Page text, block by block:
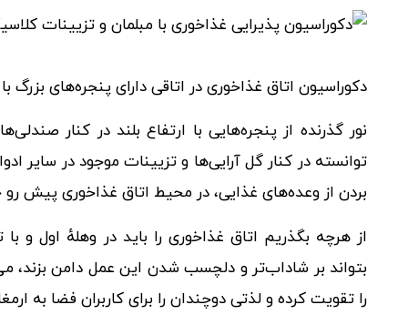
دکوراسیون اتاق غذاخوری در اتاقی دارای پنجره‌های بزرگ
نور گذرنده از پنجره‌هایی با ارتفاع بلند در کنار
توانسته در کنار گل آرایی‌ها و تزیینات موجود در
بردن از وعده‌های غذایی، در محیط اتاق غذاخوری پیش رو
از هرچه بگذریم اتاق غذاخوری را باید در وهلهٔ اول و با
بتواند بر شاداب‌تر و دلچسب شدن این عمل دامن بزند،
را تقویت کرده و لذتی دوچندان را برای کاربران فضا به